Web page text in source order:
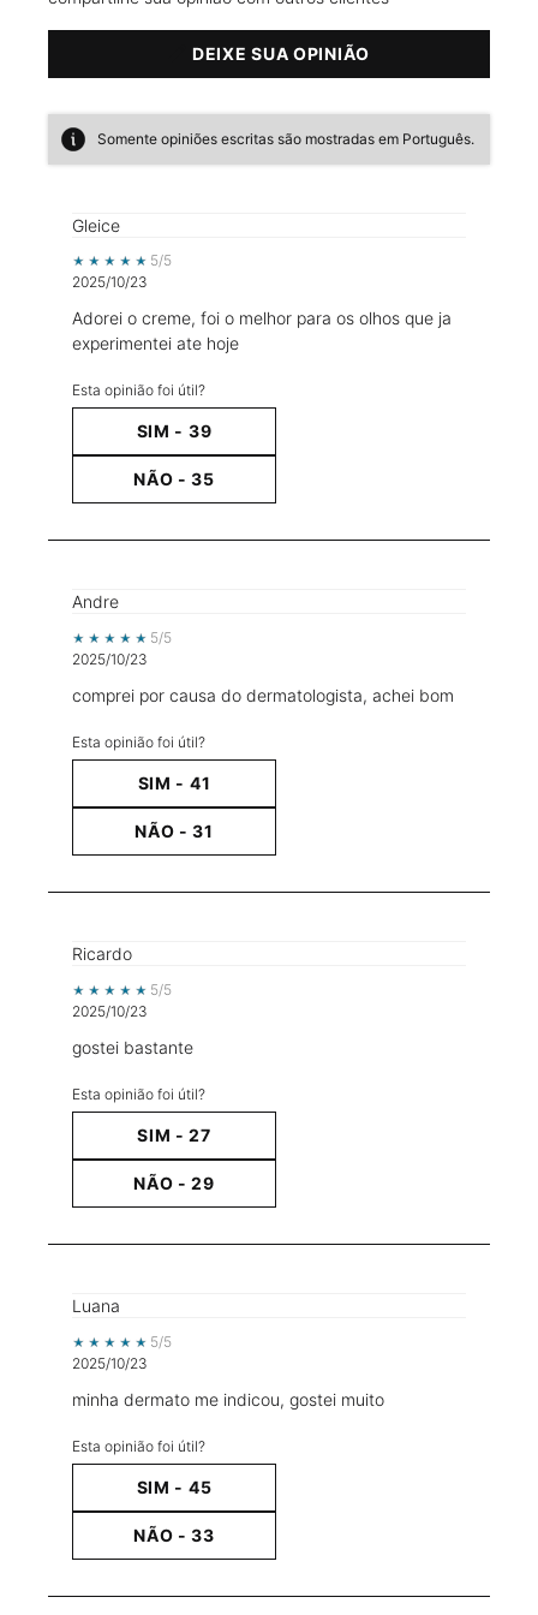
DEIXE SUA OPINIÃO
Somente opiniões escritas são mostradas em Português.
Gleice
5 out of 5 stars.
5/5
2025/10/23
Adorei o creme, foi o melhor para os olhos que ja
experimentei ate hoje
Esta opinião foi útil?
SIM - 39
NÃO -35
Andre
5 out of 5 stars.
5/5
2025/10/23
comprei por causa do dermatologista, achei bom
Esta opinião foi útil?
SIM - 41
NÃO -31
Ricardo
5 out of 5 stars.
5/5
2025/10/23
gostei bastante
Esta opinião foi útil?
SIM -27
NÃO -29
Luana
5 out of 5 stars.
5/5
2025/10/23
minha dermato me indicou, gostei muito
Esta opinião foi útil?
SIM - 45
NÃO -33